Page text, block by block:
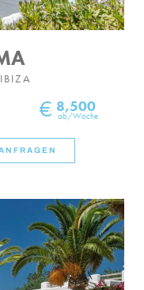
€ 8,500
ab/Woche